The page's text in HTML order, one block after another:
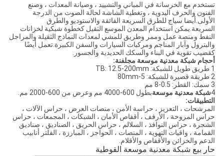
تستخدم مع الخرسانة في المباني والتشييد ، وصيانة المعدات ، وصنع
الفنون والحرف اليدوية ، وتغطية الشاشة لحالة الصوت من الدرجة
الأولى.أيضا سياج للطرق السريعة الفائقة والاستوديو والطرق
السريعة.يمكن استخدام المعدن الموسع الثقيل كخطوة شبكية لخزانات
النفط ومنصة عمل وممر وطريق للمشي لمعدات النماذج الثقيلة والمراجل
والبترول وآبار المناجم ومركبات السيارات والسفن الكبيرة.تعمل أيضًا
كقضيب تقوية في البناء والسكك الحديدية والجسور.
أحجام شبكة معدنية موسعة مجلفنة:
1 طريق طويل للشبكة: TB: 12.5-200mm
2 طريقة قصيرة للشبكة: 5-80mm
3 سمك: القطر: 0.5-8 مم
4شبكة معدنية موسعةبطول 600-4000 مم وعرض من 600-2000 مم.
التطبيقات:
المرشحات ، التعزيز ، حراسة الأمن ، منصات العرض ، حراس الآلات ،
حراس المروحة ، الأرفف ، أقفاص الأمان ، الشبكات ، المجمعات ، حراس
الشجرة ، حراس النوافذ ، السلالم ، حراس الحريق ، الصناديق ، صناديق
القمامة ، واقيات التهوية ، المنصات ، الحواجز ، المبارزة ، الفلتر أنابيب
الدعم والخزائن والأقفاص والأقلام.
حار بيع شبكة معدنية موسعة القوطية